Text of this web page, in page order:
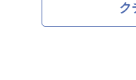
ク